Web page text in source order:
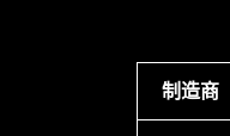
制造商